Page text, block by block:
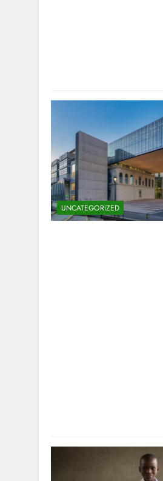
UNCATEGORIZED